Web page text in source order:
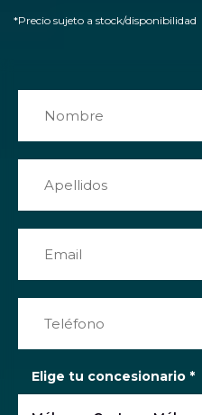
*Precio sujeto a stock/disponibilidad
Elige tu concesionario *